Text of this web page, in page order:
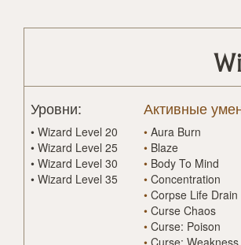
Уровни:
• Wizard Level 20
• Wizard Level 25
• Wizard Level 30
• Wizard Level 35
Активные
• Aura Burn
• Blaze
• Body To Mind
• Concentration
• Corpse Life Drain
• Curse Chaos
• Curse: Poison